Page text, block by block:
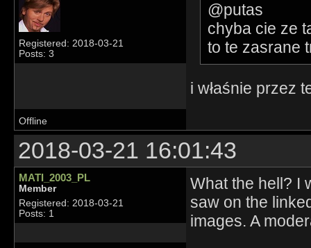
Registered: 2018-03-21
Posts: 3
@putas
chyba cie ze
to te zasrane
i właśnie przez
Offline
2018-03-21 16:01:43
MATI_2003_PL
Member
Registered: 2018-03-21
Posts: 1
What the hell? I
saw on the
images. A